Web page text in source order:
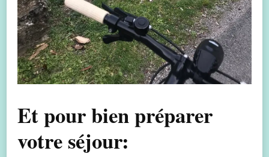
Et pour bien préparer
votre séjour: